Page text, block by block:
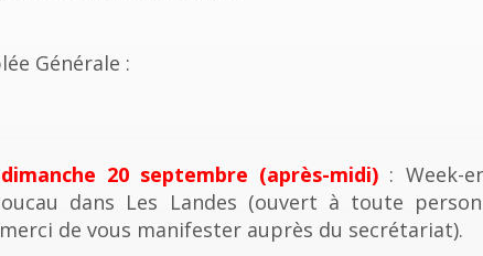
Générale :
20 septembre (après-midi) : Week-
dans Les Landes (ouvert à toute
de vous manifester auprès du secrétariat).